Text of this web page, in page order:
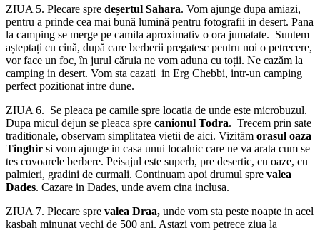
ZIUA 5. Plecare spre deșertul Sahara. Vom ajunge dupa amiazi,
pentru a prinde cea mai bună lumină pentru fotografii in desert. Pana
la camping se merge pe camila aproximativ o ora jumatate. Suntem
așteptați cu cină, după care berberii pregatesc pentru noi o petrecere,
vor face un foc, în jurul căruia ne vom aduna cu toții. Ne cazăm la
camping in desert. Vom sta cazati in Erg Chebbi, intr-un camping
perfect pozitionat intre dune.
ZIUA 6. Se pleaca pe camile spre locatia de unde este microbuzul.
Dupa micul dejun se pleaca spre canionul Todra. Trecem prin sate
traditionale, observam simplitatea vietii de aici. Vizităm orasul oaza
Tinghir si vom ajunge in casa unui localnic care ne va arata cum se
tes covoarele berbere. Peisajul este superb, pre desertic, cu oaze, cu
palmieri, gradini de curmali. Continuam apoi drumul spre valea
Dades. Cazare in Dades, unde avem cina inclusa.
ZIUA 7. Plecare spre valea Draa, unde vom sta peste noapte in acel
kasbah minunat vechi de 500 ani. Astazi vom petrece ziua la